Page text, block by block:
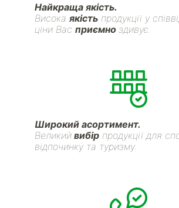
Найкраща якість.
Висока якість продукції у
ціни Вас приємно здивує.
Широкий асортимент.
Великий вибір продукції для
відпочинку та туризму.